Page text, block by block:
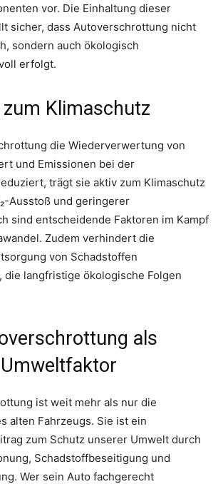
vor. Die Einhaltung dieser
sicher, dass Autoverschrottung nicht
sondern auch ökologisch
erfolgt.
Klimaschutz
die Wiederverwertung von
und Emissionen bei der
trägt sie aktiv zum Klimaschutz
Ausstoß und geringerer
sind entscheidende Faktoren im Kampf
Zudem verhindert die
von Schadstoffen
die langfristige ökologische Folgen
als
ist weit mehr als nur die
alten Fahrzeugs. Sie ist ein
zum Schutz unserer Umwelt durch
Schadstoffbeseitigung und
Wer sein Auto fachgerecht